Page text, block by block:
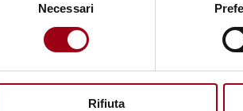
Necessari
Rifiuta